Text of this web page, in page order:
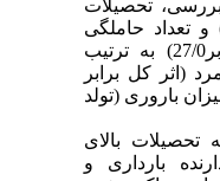
تحصیلات
(اثر کل برابر 421/0-) و تعداد حاملگی
های ناخواسته ( اثر کل برابر27/0) به ترتیب
(اثر کل برابر
میزان باروری (تولد
تحصیلات بالای
بارداری و